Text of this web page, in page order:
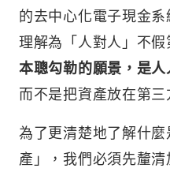
的去中心化電子現金系
理解為「人對人」不假
本聰勾勒的願景，是
而不是把資產放在第
為了更清楚地了解什
產」，我們必須先釐